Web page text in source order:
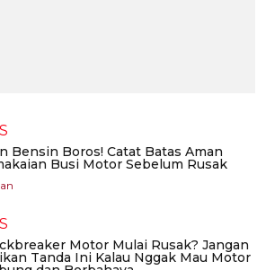
Bensin Boros! Catat Batas Aman
Busi Motor Sebelum Rusak
Motor Mulai Rusak? Jangan
Tanda Ini Kalau Nggak Mau Motor